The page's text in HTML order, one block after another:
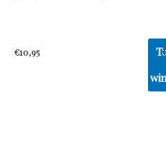
€10,95